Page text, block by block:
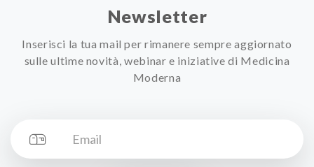
Newsletter
Inserisci la tua mail per rimanere sempre aggiornato
sulle ultime novità, webinar e iniziative di Medicina
Moderna